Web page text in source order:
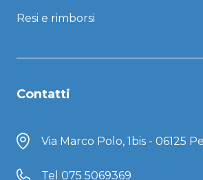
Resi e rimborsi
Contatti
Via Marco Polo, 1bis - 06125
Tel 075 5069369